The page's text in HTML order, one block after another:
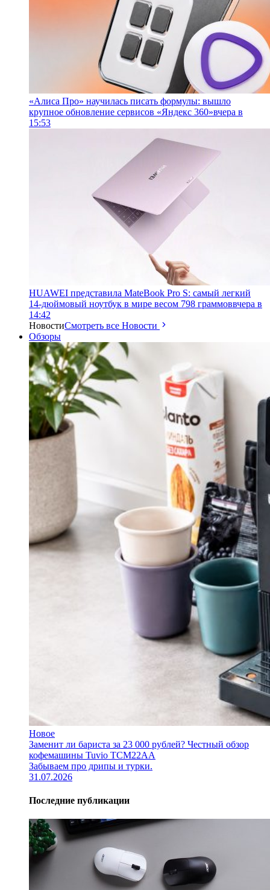
«Алиса Про» научилась писать формулы: вышло
крупное обновление сервисов «Яндекс 360»вчера в
15:53
HUAWEI представила MateBook Pro S: самый легкий
14-дюймовый ноутбук в мире весом 798 граммоввчера в
14:42
НовостиСмотреть все Новости
Обзоры
Новое
Заменит ли бариста за 23 000 рублей? Честный обзор
кофемашины Tuvio TCM22AA
Забываем про дрипы и турки.
31.07.2026
Последние публикации